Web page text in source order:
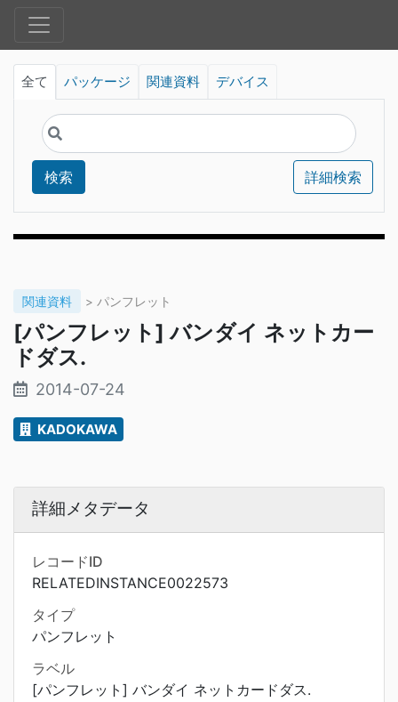
全て パッケージ 関連資料 デバイス
検索 詳細検索
関連資料 > パンフレット
[パンフレット] バンダイ ネットカー
ドダス.
2014-07-24
KADOKAWA
詳細メタデータ
レコードID
RELATEDINSTANCE0022573
タイプ
パンフレット
ラベル
[パンフレット] バンダイ ネットカードダス.